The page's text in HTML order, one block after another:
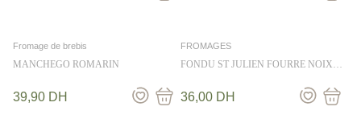
Fromage de brebis
MANCHEGO ROMARIN
39,90 DH
FROMAGES
FONDU ST JULIEN FOURRE NOIX
36,00 DH